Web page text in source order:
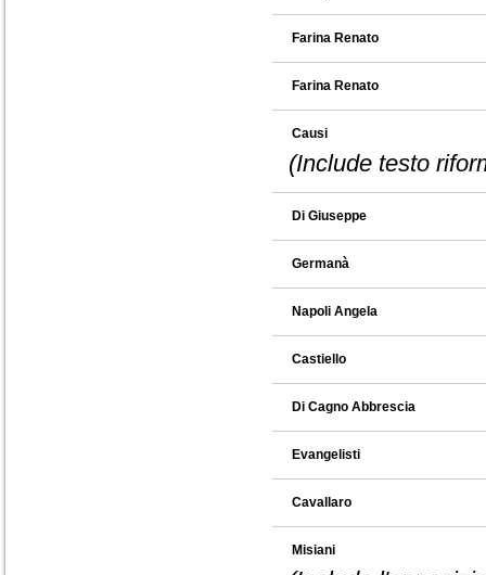
Farina Renato
Farina Renato
Causi
(Include testo
Di Giuseppe
Germanà
Napoli Angela
Castiello
Di Cagno Abbrescia
Evangelisti
Cavallaro
Misiani